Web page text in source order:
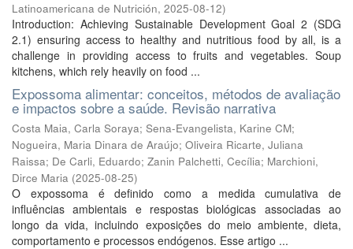
Latinoamericana de Nutrición, 2025-08-12)
Introduction: Achieving Sustainable Development Goal 2 (SDG
2.1) ensuring access to healthy and nutritious food by all, is a
challenge in providing access to fruits and vegetables. Soup
kitchens, which rely heavily on food ...
Expossoma alimentar: conceitos, métodos de avaliação
e impactos sobre a saúde. Revisão narrativa
Costa Maia, Carla Soraya; Sena-Evangelista, Karine CM;
Nogueira, Maria Dinara de Araújo; Oliveira Ricarte, Juliana
Raissa; De Carli, Eduardo; Zanin Palchetti, Cecília; Marchioni,
Dirce Maria (2025-08-25)
O expossoma é definido como a medida cumulativa de
influências ambientais e respostas biológicas associadas ao
longo da vida, incluindo exposições do meio ambiente, dieta,
comportamento e processos endógenos. Esse artigo ...